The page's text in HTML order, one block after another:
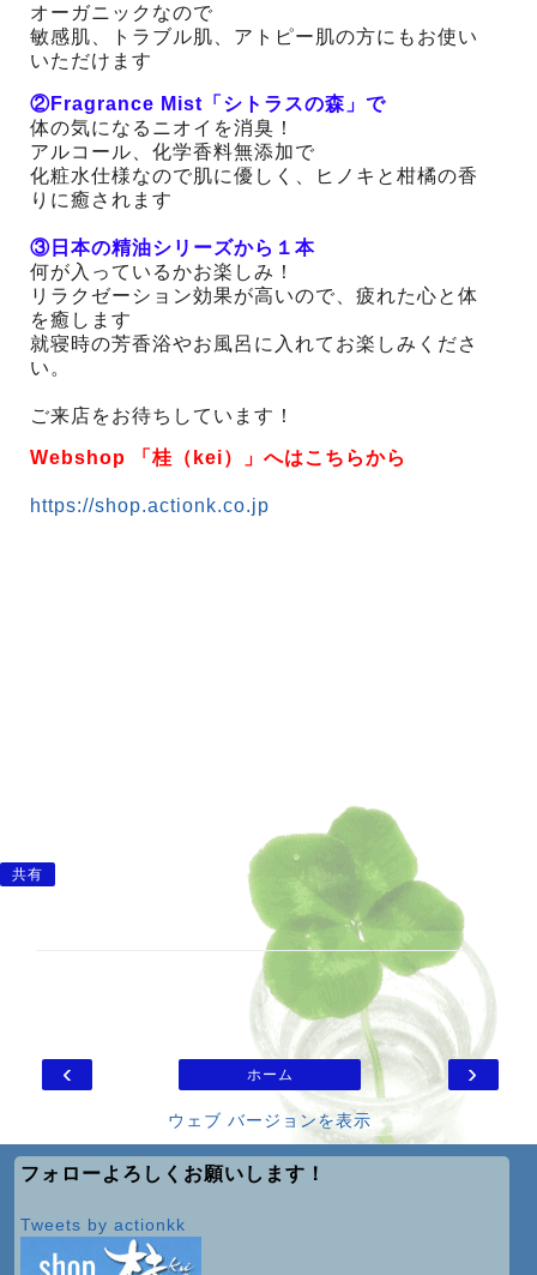
オーガニックなので
敏感肌、トラブル肌、アトピー肌の方にもお使い
いただけます
②Fragrance Mist「シトラスの森」で
体の気になるニオイを消臭！
アルコール、化学香料無添加で
化粧水仕様なので肌に優しく、ヒノキと柑橘の香
りに癒されます
③日本の精油シリーズから１本
何が入っているかお楽しみ！
リラクゼーション効果が高いので、疲れた心と体
を癒します
就寝時の芳香浴やお風呂に入れてお楽しみくださ
い。
ご来店をお待ちしています！
Webshop 「桂（kei）」へはこちらから
https://shop.actionk.co.jp
共有
‹ ›
ホーム
ウェブ バージョンを表示
フォローよろしくお願いします！
Tweets by actionkk